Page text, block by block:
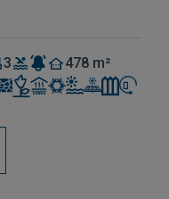
3
478 m²